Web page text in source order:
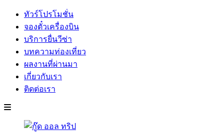
ทัวร์โปรโมชั่น
จองตั๋วเครื่องบิน
บริการยื่นวีซ่า
บทความท่องเที่ยว
ผลงานที่ผ่านมา
เกี่ยวกับเรา
ติดต่อเรา